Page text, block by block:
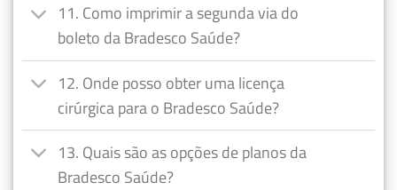
11. Como imprimir a segunda via do
boleto da Bradesco Saúde?
12. Onde posso obter uma licença
cirúrgica para o Bradesco Saúde?
13. Quais são as opções de planos da
Bradesco Saúde?